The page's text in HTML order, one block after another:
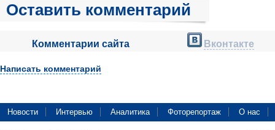
Оставить комментарий
Комментарии сайта Вконтакте
Написать комментарий
Новости Интервью Аналитика Фоторепортаж О нас